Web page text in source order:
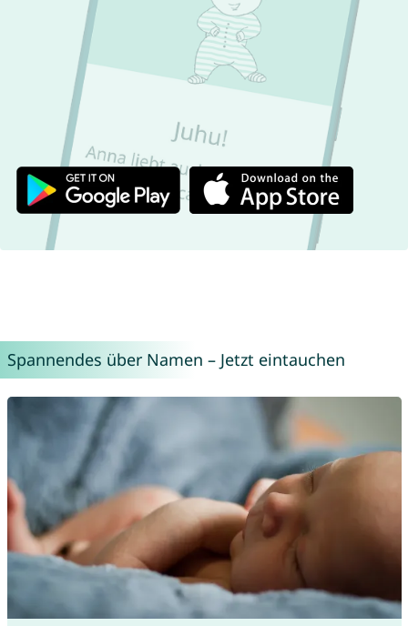
Spannendes über Namen – Jetzt eintauchen